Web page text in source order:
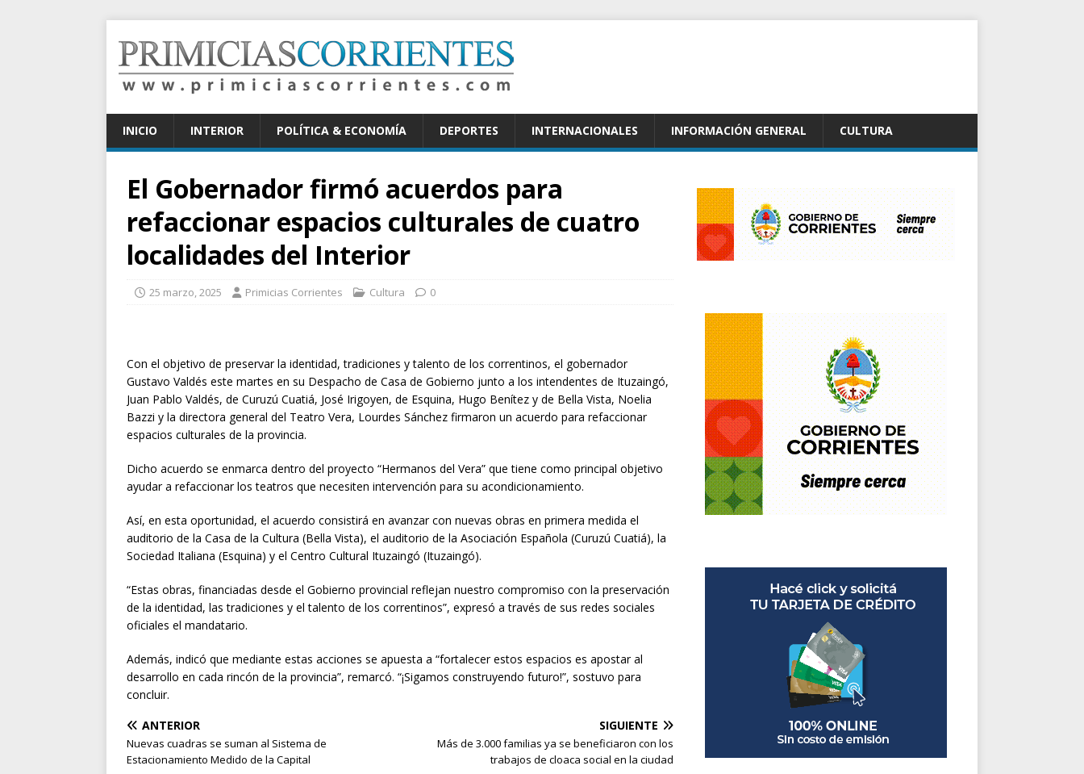
INICIO INTERIOR POLÍTICA & ECONOMÍA DEPORTES INTERNACIONALES INFORMACIÓN GENERAL CULTURA
El Gobernador firmó acuerdos para
refaccionar espacios culturales de cuatro
localidades del Interior
25 marzo, 2025 Primicias Corrientes Cultura 0
Con el objetivo de preservar la identidad, tradiciones y talento de los correntinos, el gobernador
Gustavo Valdés este martes en su Despacho de Casa de Gobierno junto a los intendentes de Ituzaingó,
Juan Pablo Valdés, de Curuzú Cuatiá, José Irigoyen, de Esquina, Hugo Benítez y de Bella Vista, Noelia
Bazzi y la directora general del Teatro Vera, Lourdes Sánchez firmaron un acuerdo para refaccionar
espacios culturales de la provincia.
Dicho acuerdo se enmarca dentro del proyecto “Hermanos del Vera” que tiene como principal objetivo
ayudar a refaccionar los teatros que necesiten intervención para su acondicionamiento.
Así, en esta oportunidad, el acuerdo consistirá en avanzar con nuevas obras en primera medida el
auditorio de la Casa de la Cultura (Bella Vista), el auditorio de la Asociación Española (Curuzú Cuatiá), la
Sociedad Italiana (Esquina) y el Centro Cultural Ituzaingó (Ituzaingó).
“Estas obras, financiadas desde el Gobierno provincial reflejan nuestro compromiso con la preservación
de la identidad, las tradiciones y el talento de los correntinos”, expresó a través de sus redes sociales
oficiales el mandatario.
Además, indicó que mediante estas acciones se apuesta a “fortalecer estos espacios es apostar al
desarrollo en cada rincón de la provincia”, remarcó. “¡Sigamos construyendo futuro!”, sostuvo para
concluir.
ANTERIOR
Nuevas cuadras se suman al Sistema de
Estacionamiento Medido de la Capital
SIGUIENTE
Más de 3.000 familias ya se beneficiaron con los
trabajos de cloaca social en la ciudad